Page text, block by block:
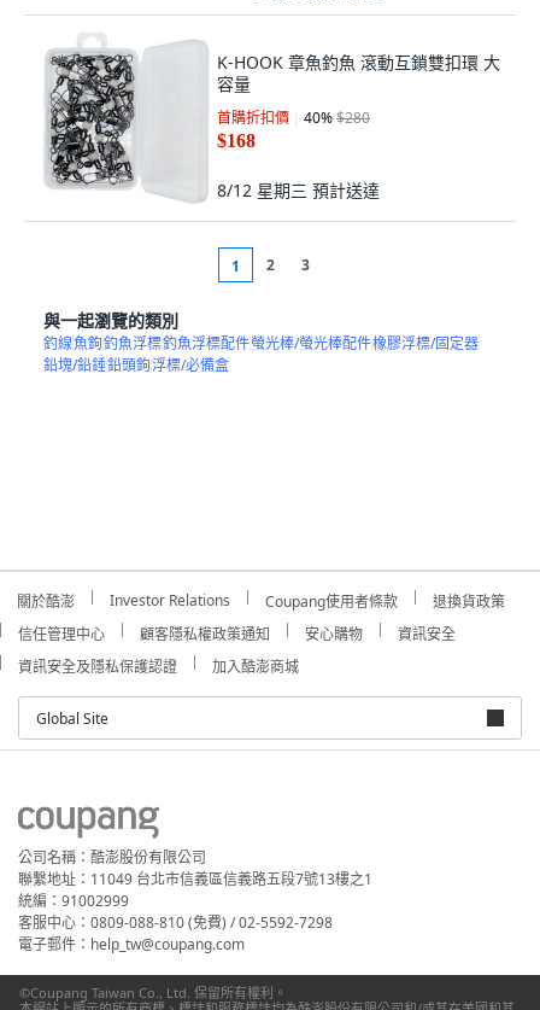
K-HOOK 章魚釣魚 滾動互鎖雙扣環 大
容量
首購折扣價 40%$280
$168
8/12 星期三 預計送達
1 2 3
與一起瀏覽的類別
釣線魚鉤釣魚浮標釣魚浮標配件螢光棒/螢光棒配件橡膠浮標/固定器
鉛塊/鉛錘鉛頭鉤浮標/必備盒
關於酷澎 Investor Relations Coupang使用者條款
退換貨政策
信任管理中心
顧客隱私權政策通知 安心購物
資訊安全
資訊安全及隱私保護認證
加入酷澎商城
Global Site
公司名稱：酷澎股份有限公司
聯繫地址：11049 台北市信義區信義路五段7號13樓之1
統編：91002999
客服中心：0809-088-810 (免費) / 02-5592-7298
電子郵件：help_tw@coupang.com
©Coupang Taiwan Co., Ltd. 保留所有權利。